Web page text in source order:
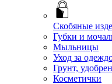
Скобяные
Губки и
Мыльницы
Уход за
Грунт,
Косметички